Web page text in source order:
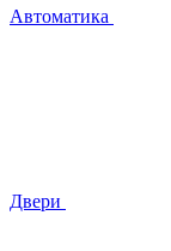
Автоматика
Двери